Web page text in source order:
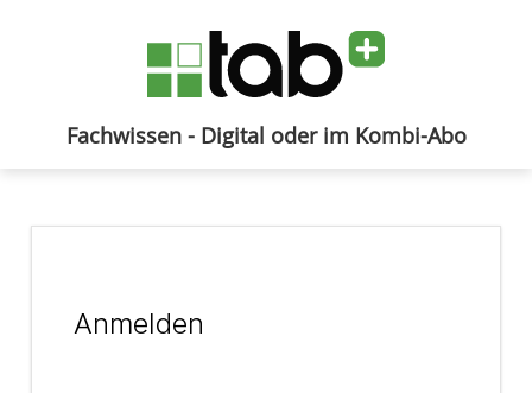
Fachwissen - Digital oder im Kombi-Abo